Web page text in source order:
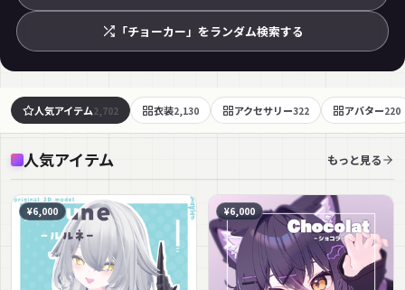
「チョーカー」をランダム検索する
人気アイテム2,702 衣装2,130 アクセサリー322 アバター220
人気アイテム もっと見る
¥6,000 ¥6,000